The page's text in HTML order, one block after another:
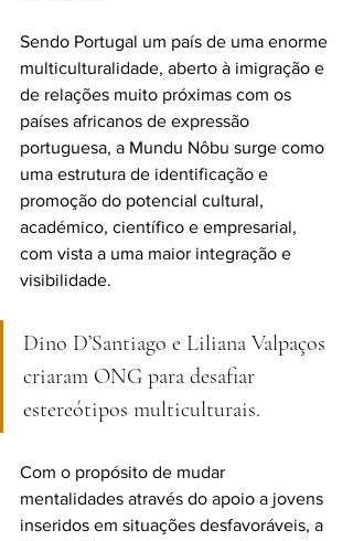
Sendo Portugal um país de uma enorme
multiculturalidade, aberto à imigração e
de relações muito próximas com os
países africanos de expressão
portuguesa, a Mundu Nôbu surge como
uma estrutura de identificação e
promoção do potencial cultural,
académico, científico e empresarial,
com vista a uma maior integração e
visibilidade.
Dino D’Santiago e Liliana Valpaços
criaram ONG para desafiar
estereótipos multiculturais.
Com o propósito de mudar
mentalidades através do apoio a jovens
inseridos em situações desfavoráveis, a